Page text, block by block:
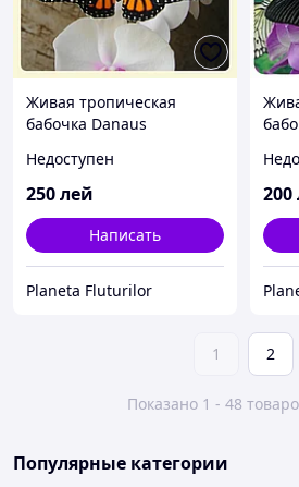
Живая тропическая
бабочка Danaus
Недоступен
250лей
Написать
Planeta Fluturilor
200
1 2
Показано 1 - 48
Популярные категории